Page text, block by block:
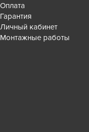
Оплата
Гарантия
Личный кабинет
Монтажные работы